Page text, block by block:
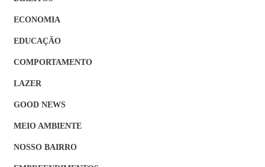
ECONOMIA
EDUCAÇÃO
COMPORTAMENTO
LAZER
GOOD NEWS
MEIO AMBIENTE
NOSSO BAIRRO